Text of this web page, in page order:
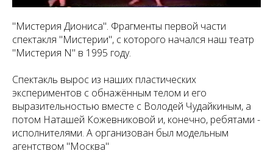
"Мистерия Диониса". Фрагменты первой части
спектакля "Мистерии", с которого начался наш театр
"Мистерия N" в 1995 году.
Спектакль вырос из наших пластических
экспериментов с обнажённым телом и его
выразительностью вместе с Володей Чудайкиным, а
потом Наташей Кожевниковой и, конечно, ребятами -
исполнителями. А организован был модельным
агентством "Москва"